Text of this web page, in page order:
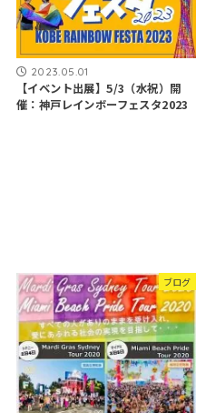
2023.05.01
【イベント出展】5/3（水祝）開
催：神戸レインボーフェスタ2023
ブログ